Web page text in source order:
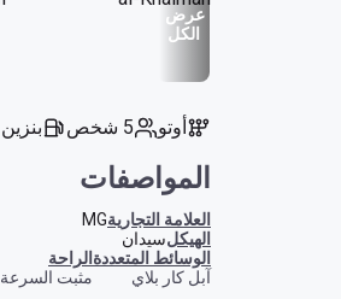
عرض
الكل
أوتو 5 شخص بنزين
المواصفات
العلامة التجاريةMG
الهيكلسيدان
الوسائط المتعددة
آبل كار بلاي
الراحة
مثبت السرعة